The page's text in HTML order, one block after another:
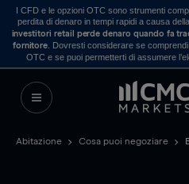
I CFD e le opzioni OTC sono strumenti
perdita di denaro in tempi rapidi a causa
investitori retail perde denaro quando fa
fornitore . Dovresti considerare se
OTC e se puoi permetterti di assumere
Abitazione Cosa puoi negoziare